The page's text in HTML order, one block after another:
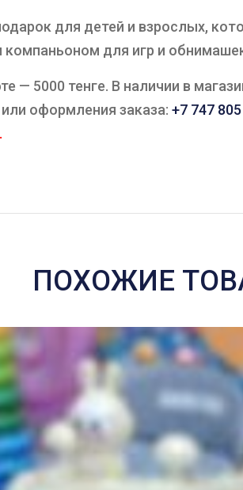
для детей и взрослых,
для игр и
— 5000 тенге. В наличии в
оформления заказа: +7 747
ПОХОЖИЕ